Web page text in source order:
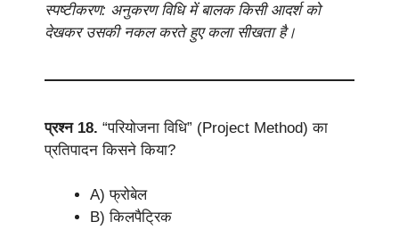
स्पष्टीकरण: अनुकरण विधि में बालक किसी आदर्श को
देखकर उसकी नकल करते हुए कला सीखता है।
प्रश्न 18. “परियोजना विधि” (Project Method) का
प्रतिपादन किसने किया?
A) फ्रोबेल
B) किलपैट्रिक